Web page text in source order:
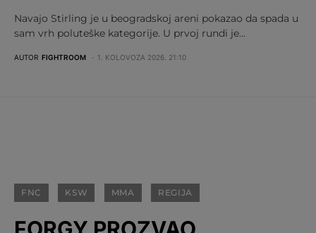
Navajo Stirling je u beogradskoj areni pokazao da spada u
sam vrh poluteške kategorije. U prvoj rundi je…
AUTOR FIGHTROOM 1. KOLOVOZA 2026. 21:10
FNC KSW MMA REGIJA